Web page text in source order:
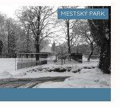
MESTSKÝ PARK